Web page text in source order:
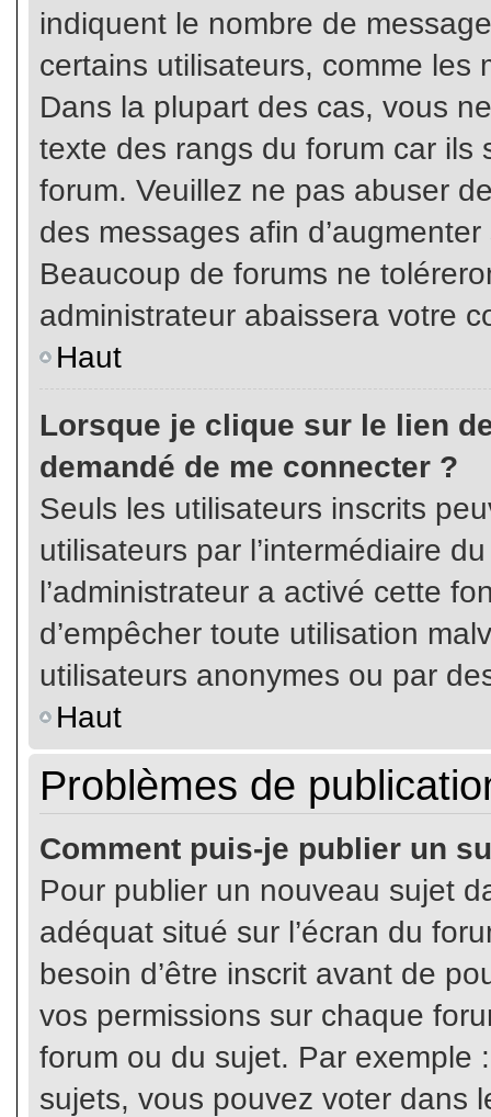
indiquent le nombre de
certains utilisateurs, comme les
Dans la plupart des cas, vous
texte des rangs du forum car ils
forum. Veuillez ne pas abuser
des messages afin
Beaucoup de forums ne
administrateur abaissera votre
Haut
Lorsque je clique sur le lien
demandé de me connecter ?
Seuls les utilisateurs inscrits
utilisateurs par l’intermédiaire
l’administrateur a activé cette
d’empêcher toute utilisation
utilisateurs anonymes ou par
Haut
Problèmes de
Comment puis-je publier un
Pour publier un nouveau sujet
adéquat situé sur l’écran du
besoin d’être inscrit avant de
vos permissions sur chaque
forum ou du sujet. Par exemple
sujets, vous pouvez voter dans